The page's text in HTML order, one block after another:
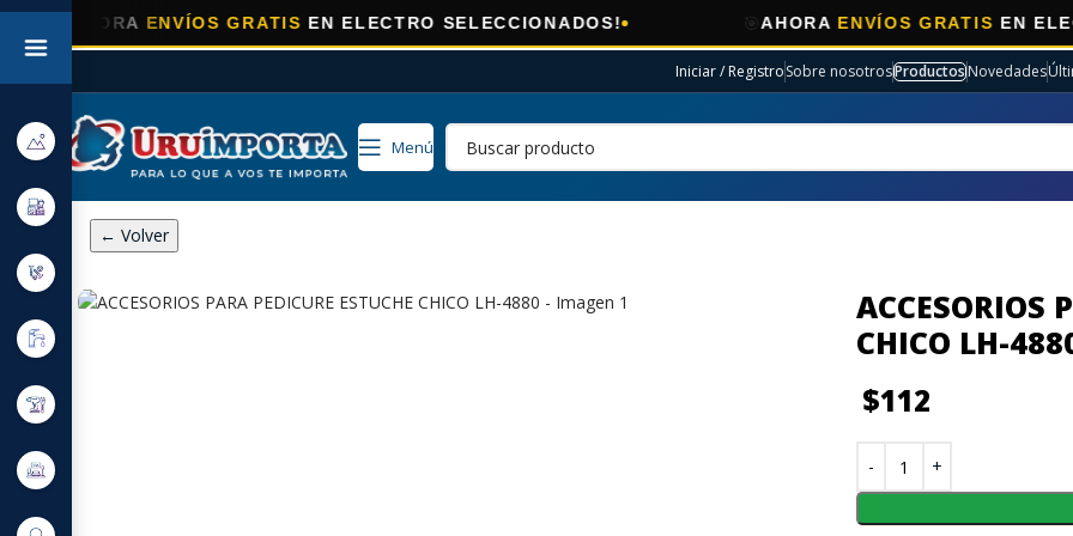
ENVÍOS GRATISEN ELECTRO SELECCIONADOS! ENVÍOS GRATISEN ELECTRO
Iniciar / RegistroSobre nosotrosProductosNovedades
Menú
← Volver
ACCESORIOS
CHICO LH-
$112